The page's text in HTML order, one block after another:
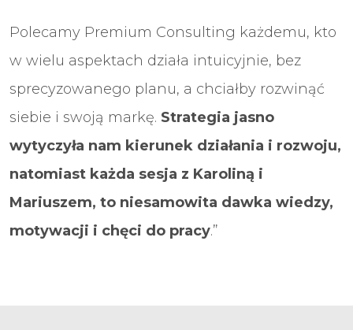
Polecamy Premium Consulting każdemu, kto
w wielu aspektach działa intuicyjnie, bez
sprecyzowanego planu, a chciałby rozwinąć
siebie i swoją markę. Strategia jasno
wytyczyła nam kierunek działania i rozwoju,
natomiast każda sesja z Karoliną i
Mariuszem, to niesamowita dawka wiedzy,
motywacji i chęci do pracy.”